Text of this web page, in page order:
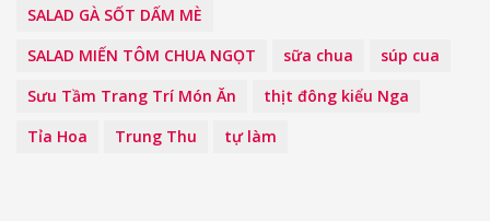
SALAD GÀ SỐT DẤM MÈ
SALAD MIẾN TÔM CHUA NGỌT
sữa chua
súp cua
Sưu Tầm Trang Trí Món Ăn
thịt đông kiểu Nga
Tỉa Hoa
Trung Thu tự làm